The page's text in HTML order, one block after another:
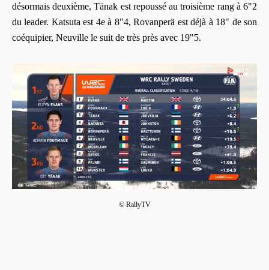
désormais deuxième, Tänak est repoussé au troisième rang à 6"2
du leader. Katsuta est 4e à 8"4, Rovanperä est déjà à 18" de son
coéquipier, Neuville le suit de très près avec 19"5.
© RallyTV